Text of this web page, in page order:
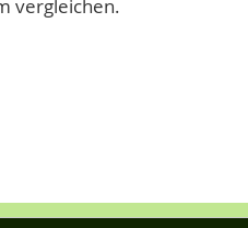
vergleichen.